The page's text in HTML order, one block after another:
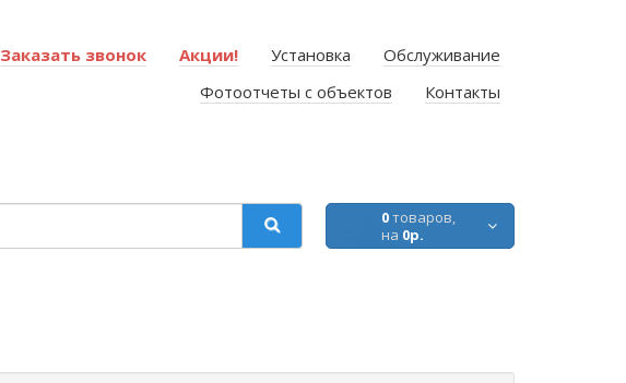
Заказать звонок Акции! Установка
Обслуживание
Фотоотчеты с объектов
Контакты
0товаров,
на 0р.